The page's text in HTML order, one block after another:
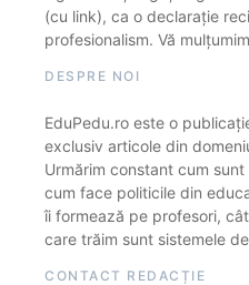
(cu link), ca o declarație
profesionalism. Vă
DESPRE NOI
EduPedu.ro este o
exclusiv articole din
Urmărim constant cum
cum face politicile din
îi formează pe profesori,
care trăim sunt sistemele
CONTACT REDACȚIE